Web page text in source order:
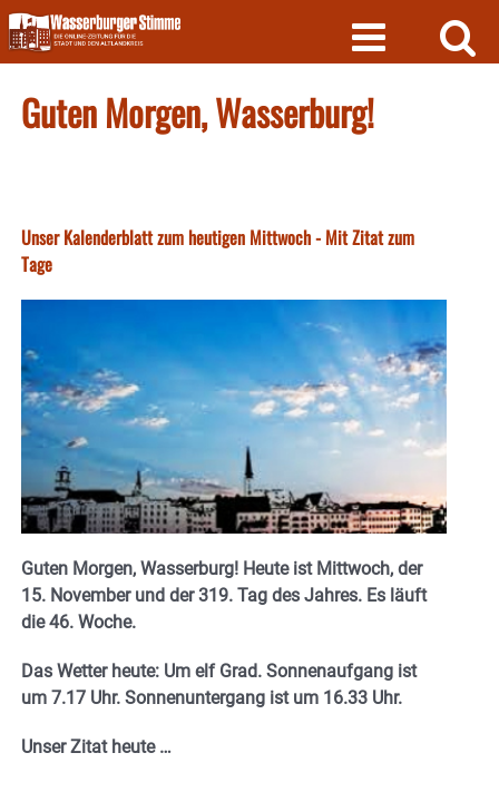
Skip
to
content
Guten Morgen, Wasserburg!
Unser Kalenderblatt zum heutigen Mittwoch - Mit Zitat zum
Tage
Guten Morgen, Wasserburg! Heute ist Mittwoch, der
15. November und der 319. Tag des Jahres. Es läuft
die 46. Woche.
Das Wetter heute: Um elf Grad. Sonnenaufgang ist
um 7.17 Uhr. Sonnenuntergang ist um 16.33 Uhr.
Unser Zitat heute …